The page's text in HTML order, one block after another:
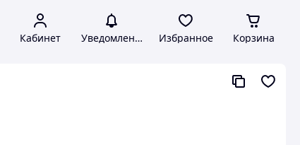
Кабинет Уведомления Избранное Корзина